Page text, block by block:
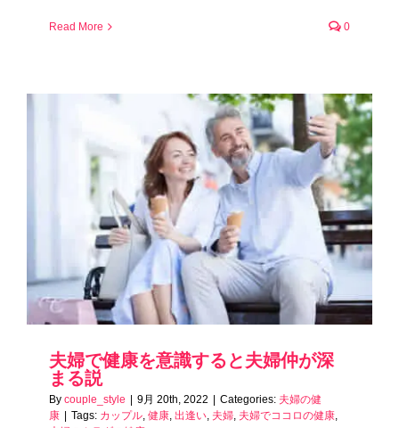
Read More 0
夫婦で健康を意識すると夫婦仲が深
まる説
By couple_style | 9月 20th, 2022 | Categories: 夫婦の健
康 | Tags: カップル 健康 出逢い 夫婦 夫婦でココロの健康